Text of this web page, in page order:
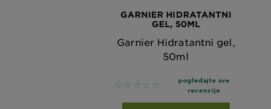
GARNIER HIDRATANTNI
GEL, 50ML
Garnier Hidratantni gel,
50ml
No reviews
pogledajte sve
recenzije